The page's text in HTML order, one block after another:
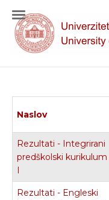
Naslov
Rezultati - Integrirani
predškolski kurikulum
I
Rezultati - Engleski